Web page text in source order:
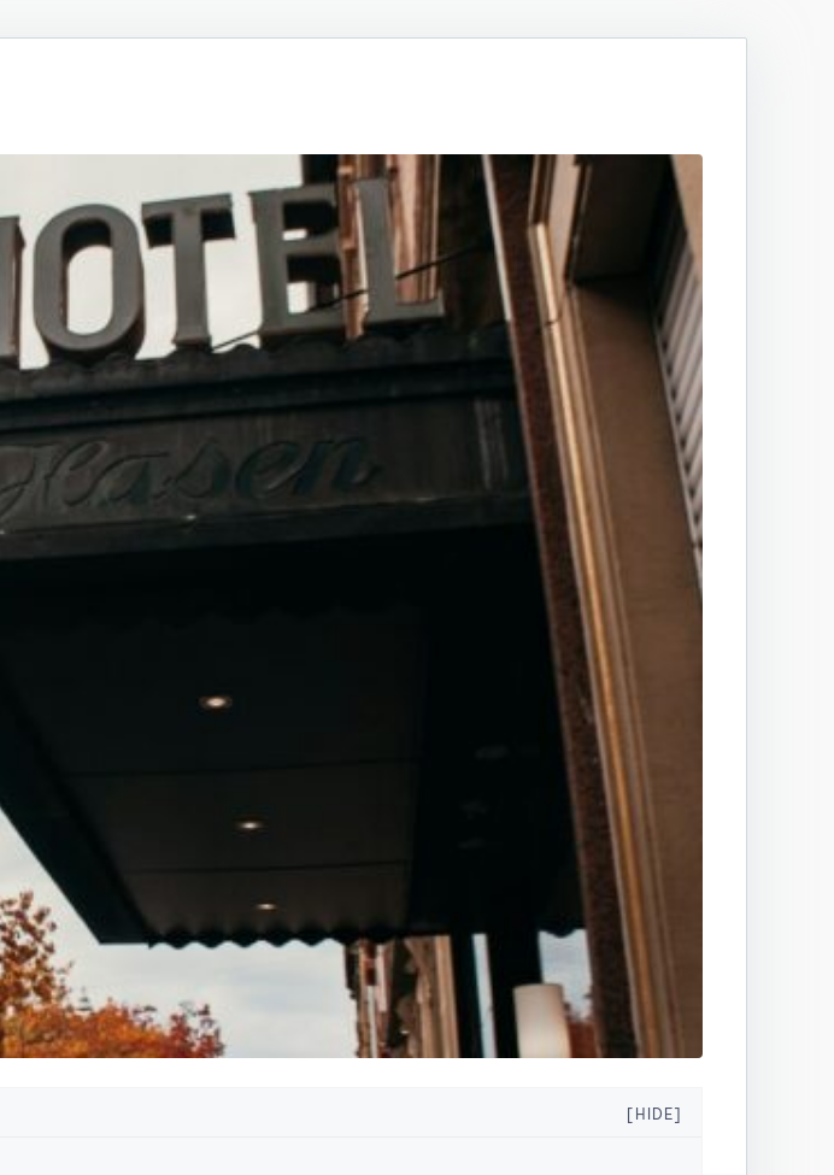
[HIDE]